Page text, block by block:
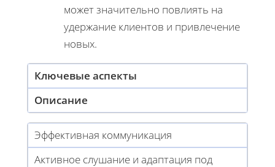
может значительно повлиять на
удержание клиентов и привлечение
новых.
Ключевые аспекты
Описание
Эффективная коммуникация
Активное слушание и адаптация под